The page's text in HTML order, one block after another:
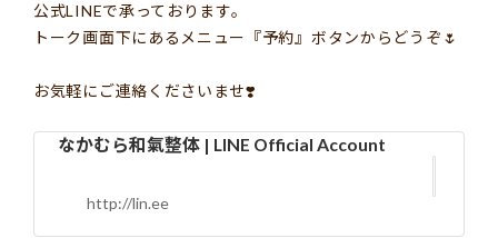
公式LINEで承っております。
トーク画面下にあるメニュー『予約』ボタンからどうぞ 🌷
お気軽にご連絡くださいませ❣️
なかむら和氣整体 | LINE Official Account
http://lin.ee